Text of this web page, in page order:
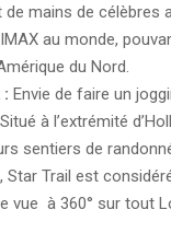
mains de
au monde,
du Nord.
: Envie de faire un
à l’extrémité
sentiers de
Trail est
vue à 360° sur tout